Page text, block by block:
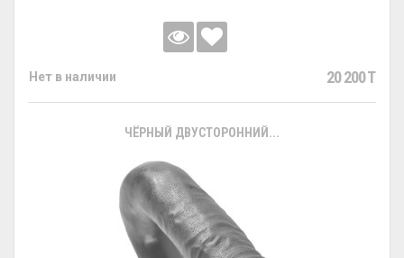
Нет в наличии 20 200 T
ЧЁРНЫЙ ДВУСТОРОННИЙ...